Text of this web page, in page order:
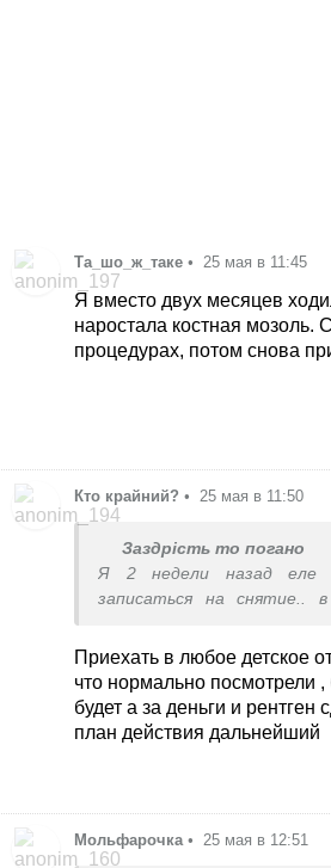
Та_шо_ж_таке • 25 мая в 11:45
Я вместо двух месяцев
наростала костная мозоль.
процедурах, потом снова
Кто крайний? • 25 мая в 11:50
Заздрість то погано
Я 2 недели назад еле
записаться на снятие..
поступивших.
Приехать в любое детское
что нормально посмотрели ,
будет а за деньги и рентген
план действия дальнейший
Мольфарочка • 25 мая в 12:51